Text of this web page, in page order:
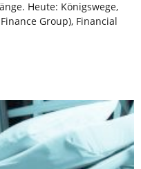
Heute: Königswege,
Group), Financial